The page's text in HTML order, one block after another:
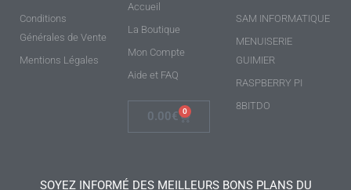
Conditions
Générales de Vente
Mentions Légales
Accueil
La Boutique
Mon Compte
Aide et FAQ
0.00€ 0
SAM INFORMATIQUE
MENUISERIE
GUIMIER
RASPBERRY PI
8BITDO
SOYEZ INFORMÉ DES MEILLEURS BONS PLANS DU